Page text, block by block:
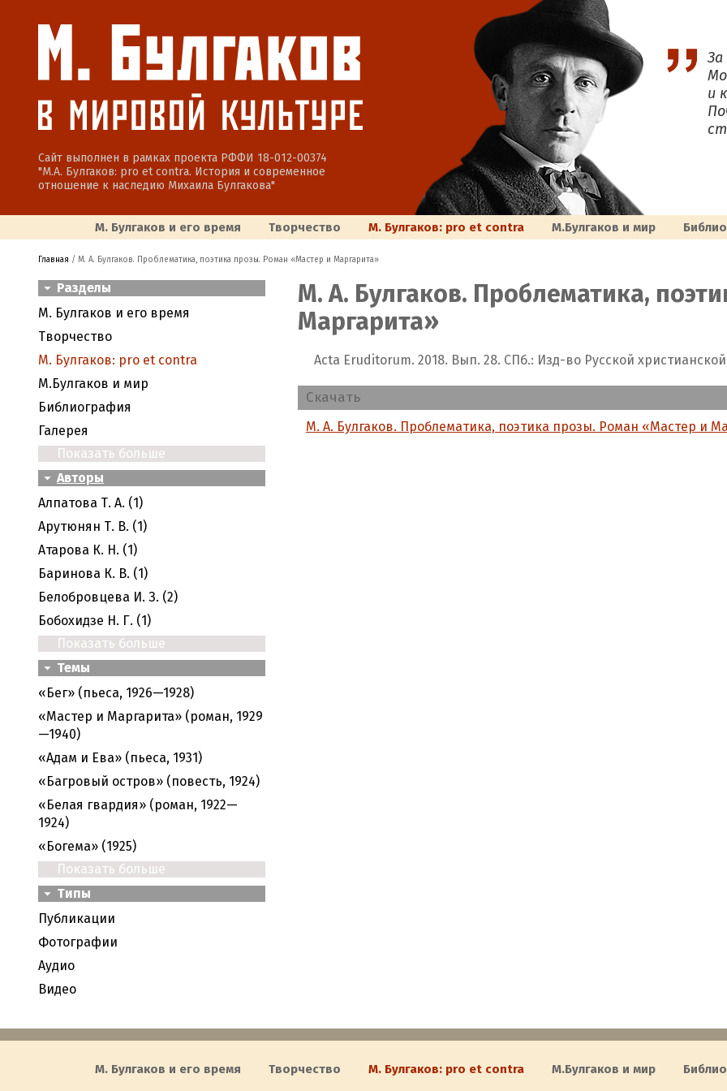
Сайт выполнен в рамках проекта РФФИ 18-012-00374
"М.А. Булгаков: pro et contra. История и современное
отношение к наследию Михаила Булгакова"
и
М. Булгаков и его время Творчество М. Булгаков: pro et contra M.Булгаков и мир
Главная / М. А. Булгаков. Проблематика, поэтика прозы. Роман «Мастер и Маргарита»
Разделы
М. Булгаков и его время
Творчество
М. Булгаков: pro et contra
M.Булгаков и мир
Библиография
Галерея
Показать больше
Авторы
Алпатова Т. А. (1)
Арутюнян Т. В. (1)
Атарова К. Н. (1)
Баринова К. В. (1)
Белобровцева И. З. (2)
Бобохидзе Н. Г. (1)
Показать больше
Темы
«Бег» (пьеса, 1926—1928)
«Мастер и Маргарита» (роман, 1929
—1940)
«Адам и Ева» (пьеса, 1931)
«Багровый остров» (повесть, 1924)
«Белая гвардия» (роман, 1922—
1924)
«Богема» (1925)
Показать больше
Типы
Публикации
Фотографии
Аудио
Видео
М. А. Булгаков. Проблематика,
Маргарита»
Acta Eruditorum. 2018. Вып. 28. СПб.: Изд-во Русской
Скачать
М. А. Булгаков. Проблематика, поэтика прозы. Роман «Мастер и
М. Булгаков и его время Творчество М. Булгаков: pro et contra M.Булгаков и мир